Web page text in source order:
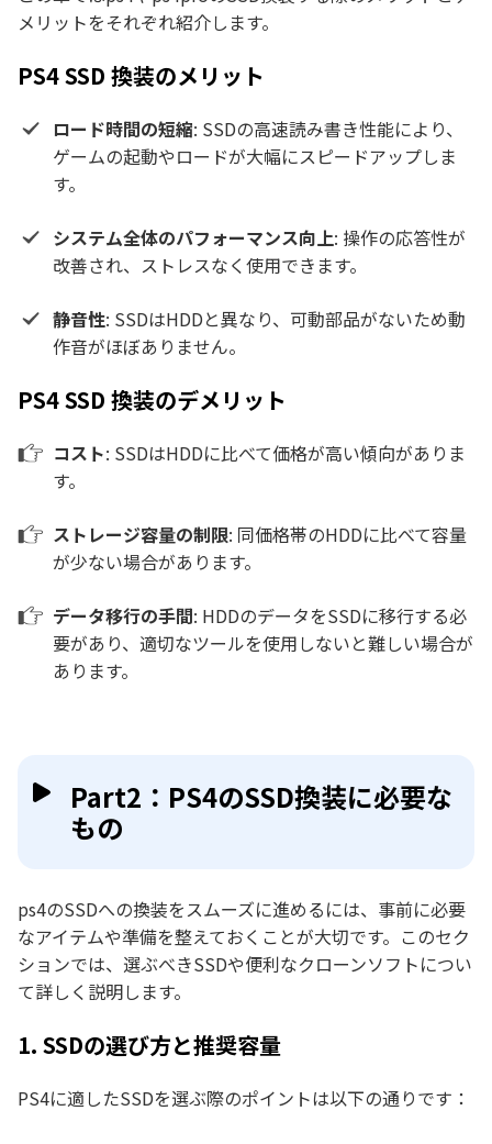
メリットをそれぞれ紹介します。
PS4 SSD 換装のメリット
ロード時間の短縮: SSDの高速読み書き性能により、
ゲームの起動やロードが大幅にスピードアップしま
す。
システム全体のパフォーマンス向上: 操作の応答性が
改善され、ストレスなく使用できます。
静音性: SSDはHDDと異なり、可動部品がないため動
作音がほぼありません。
PS4 SSD 換装のデメリット
コスト: SSDはHDDに比べて価格が高い傾向がありま
す。
ストレージ容量の制限: 同価格帯のHDDに比べて容量
が少ない場合があります。
データ移行の手間: HDDのデータをSSDに移行する必
要があり、適切なツールを使用しないと難しい場合が
あります。
Part2：PS4のSSD換装に必要な
もの
ps4のSSDへの換装をスムーズに進めるには、事前に必要
なアイテムや準備を整えておくことが大切です。このセク
ションでは、選ぶべきSSDや便利なクローンソフトについ
て詳しく説明します。
1. SSDの選び方と推奨容量
PS4に適したSSDを選ぶ際のポイントは以下の通りです：